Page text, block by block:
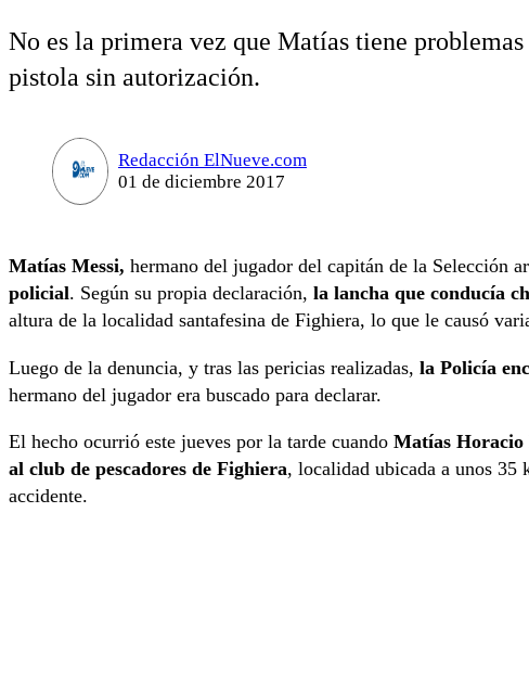
No es la primera vez que Matías tiene
pistola sin autorización.
Redacción ElNueve.com
01 de diciembre 2017
Matías Messi, hermano del jugador del capitán de la Selección
policial. Según su propia declaración, la lancha que conducía
altura de la localidad santafesina de Fighiera, lo que le causó
Luego de la denuncia, y tras las pericias realizadas, la Policía
hermano del jugador era buscado para declarar.
El hecho ocurrió este jueves por la tarde cuando Matías Horacio
al club de pescadores de Fighiera, localidad ubicada a unos
accidente.